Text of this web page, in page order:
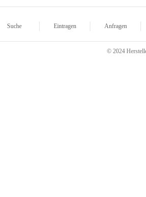
Suche Eintragen Anfragen
© 2024